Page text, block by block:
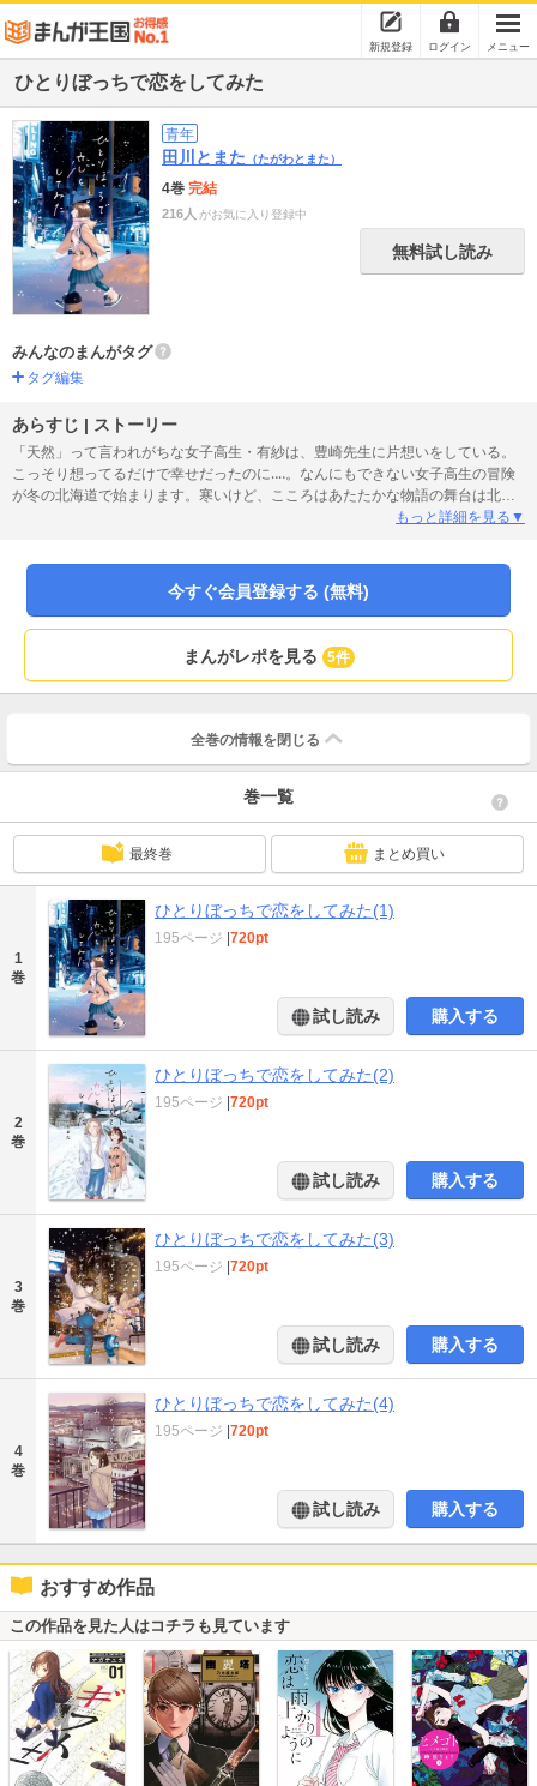
新規登録 ログイン メニュー
ひとりぼっちで恋をしてみた
青年
田川とまた （たがわとまた）
4巻 完結
216人 がお気に入り登録中
無料試し読み
みんなのまんがタグ
タグ編集
あらすじ | ストーリー
「天然」って言われがちな女子高生・有紗は、豊崎先生に片想いをしている。
こっそり想ってるだけで幸せだったのに‥‥。なんにもできない女子高生の冒険
が冬の北海道で始まります。寒いけど、こころはあたたかな物語の舞台は北海
道の北見市。北見在住・作家の田川とまた氏が、北見の景色を描き出します。
もっと詳細を見る▼
今すぐ会員登録する (無料)
まんがレポを見る 5件
全巻の情報を 閉じる
巻一覧
最終巻 まとめ買い
1
巻
ひとりぼっちで恋をしてみた(1)
195ページ |720pt
試し読み 購入する
2
巻
ひとりぼっちで恋をしてみた(2)
195ページ |720pt
試し読み 購入する
3
巻
ひとりぼっちで恋をしてみた(3)
195ページ |720pt
試し読み 購入する
4
巻
ひとりぼっちで恋をしてみた(4)
195ページ |720pt
試し読み 購入する
おすすめ作品
この作品を見た人はコチラも見ています